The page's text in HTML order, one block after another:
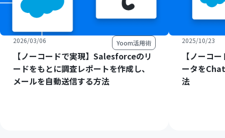
2026/03/06 Yoom活用術
【ノーコードで実現】Salesforceのリ
ードをもとに調査レポートを作成し、
メールを自動送信する方法
2025/10/23
【ノーコ
ータを
法